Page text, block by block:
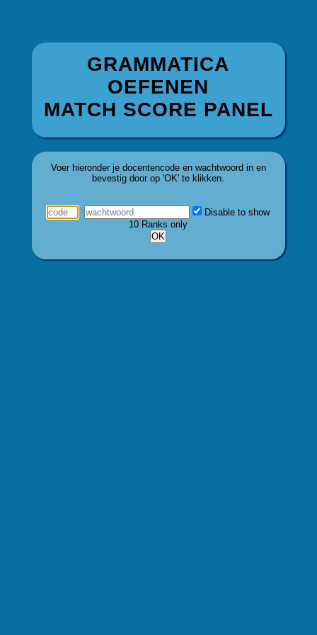
GRAMMATICA
OEFENEN
MATCH SCORE PANEL
Voer hieronder je docentencode en wachtwoord in en
bevestig door op 'OK' te klikken.
Disable to show
10 Ranks only